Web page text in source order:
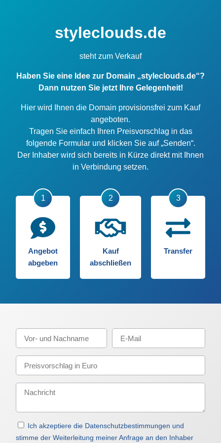
styleclouds.de
steht zum Verkauf
Haben Sie eine Idee zur Domain „styleclouds.de“?
Dann nutzen Sie jetzt Ihre Gelegenheit!
Hier wird Ihnen die Domain provisionsfrei zum Kauf
angeboten.
Tragen Sie einfach Ihren Preisvorschlag in das
folgende Formular und klicken Sie auf „Senden“.
Der Inhaber wird sich bereits in Kürze direkt mit Ihnen
in Verbindung setzen.
Angebot
abgeben
Kauf
abschließen
Transfer
Ich akzeptiere die Datenschutzbestimmungen und
stimme der Weiterleitung meiner Anfrage an den Inhaber